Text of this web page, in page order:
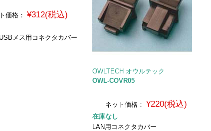
価格： ¥312(税込)
メス用コネクタカバー
OWLTECH オウルテック
OWL-COVR05
ネット価格： ¥220(税込)
在庫なし
LAN用コネクタカバー